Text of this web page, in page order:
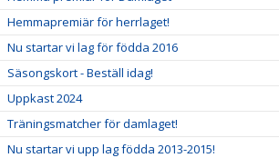
Hemmapremiär för herrlaget!
Nu startar vi lag för födda 2016
Säsongskort - Beställ idag!
Uppkast 2024
Träningsmatcher för damlaget!
Nu startar vi upp lag födda 2013-2015!